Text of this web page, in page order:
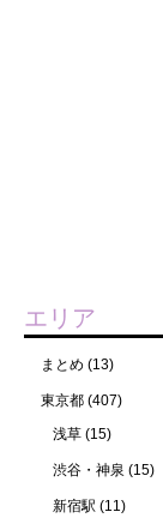
エリア
まとめ (13)
東京都 (407)
浅草 (15)
渋谷・神泉 (15)
新宿駅 (11)